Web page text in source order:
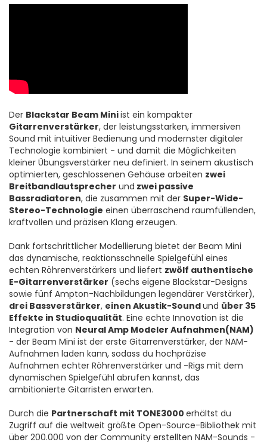
Der Blackstar Beam Miniist ein kompakter
Gitarrenverstärker, der leistungsstarken, immersiven
Sound mit intuitiver Bedienung und modernster digitaler
Technologie kombiniert - und damit die Möglichkeiten
kleiner Übungsverstärker neu definiert. In seinem akustisch
optimierten, geschlossenen Gehäuse arbeiten zwei
Breitbandlautsprecher und zwei passive
Bassradiatoren, die zusammen mit der Super-Wide-
Stereo-Technologie einen überraschend raumfüllenden,
kraftvollen und präzisen Klang erzeugen.
Dank fortschrittlicher Modellierung bietet der Beam Mini
das dynamische, reaktionsschnelle Spielgefühl eines
echten Röhrenverstärkers und liefert zwölf authentische
E-Gitarrenverstärker (sechs eigene Blackstar-Designs
sowie fünf Ampton-Nachbildungen legendärer Verstärker),
drei Bassverstärker, einen Akustik-Soundund über 35
Effekte in Studioqualität. Eine echte Innovation ist die
Integration von Neural Amp Modeler Aufnahmen(NAM)
- der Beam Mini ist der erste Gitarrenverstärker, der NAM-
Aufnahmen laden kann, sodass du hochpräzise
Aufnahmen echter Röhrenverstärker und -Rigs mit dem
dynamischen Spielgefühl abrufen kannst, das
ambitionierte Gitarristen erwarten.
Durch die Partnerschaft mit TONE3000 erhältst du
Zugriff auf die weltweit größte Open-Source-Bibliothek mit
über 200.000 von der Community erstellten NAM-Sounds -